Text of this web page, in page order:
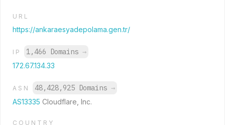
URL
https://ankaraesyadepolama.gen.tr/
IP 1,466 Domains →
172.67.134.33
ASN 48,428,925 Domains →
AS13335 Cloudflare, Inc.
COUNTRY